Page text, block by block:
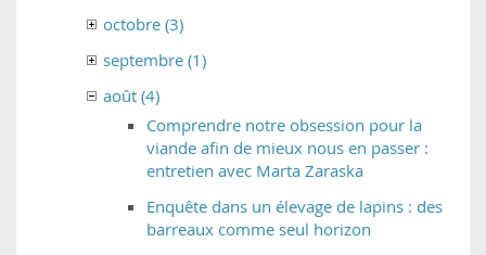
octobre (3)
septembre (1)
août (4)
Comprendre notre obsession pour la
viande afin de mieux nous en passer :
entretien avec Marta Zaraska
Enquête dans un élevage de lapins : des
barreaux comme seul horizon